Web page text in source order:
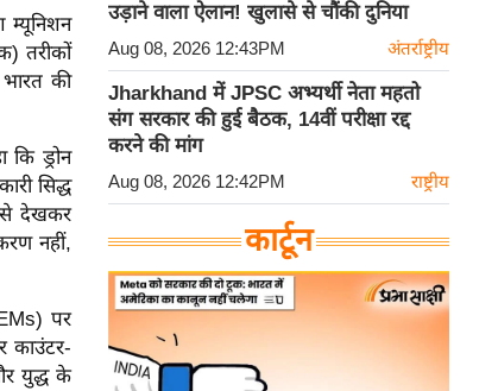
म्यूनिशन
तरीकों
की
ड्रोन
सिद्ध
देखकर
नहीं,
पर
काउंटर-
युद्ध के
उड़ाने वाला ऐलान! खुलासे से चौंकी दुनिया
Aug 08, 2026 12:43PM अंतर्राष्ट्रीय
Jharkhand में JPSC अभ्यर्थी नेता महतो
संग सरकार की हुई बैठक, 14वीं परीक्षा रद्द
करने की मांग
Aug 08, 2026 12:42PM राष्ट्रीय
कार्टून